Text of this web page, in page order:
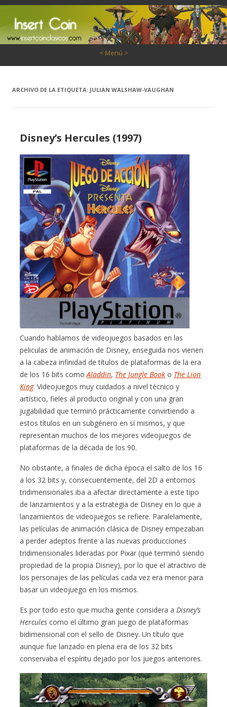
< Menú >
ARCHIVO DE LA ETIQUETA: JULIAN WALSHAW-VAUGHAN
Disney’s Hercules (1997)
Cuando hablamos de videojuegos basados en las
peliculas de animación de Disney, enseguida nos vienen
a la cabeza infinidad de títulos de plataformas de la era
de los 16 bits comoAladdin, The Jungle Book o The Lion
King. Videojuegos muy cuidados a nivel técnico y
artístico, fieles al producto original y con una gran
jugabilidad que terminó prácticamente convirtiendo a
estos títulos en un subgénero en sí mismos, y que
representan muchos de los mejores videojuegos de
plataformas de la década de los 90.
No obstante, a finales de dicha época el salto de los 16
a los 32 bits y, consecuentemente, del 2D a entornos
tridimensionales iba a afectar directamente a este tipo
de lanzamientos y a la estrategia de Disney en lo que a
lanzamientos de videojuegos se refiere. Paralelamente,
las películas de animación clásica de Disney empezaban
a perder adeptos frente a las nuevas producciones
tridimensionales lideradas por Pixar (que terminó siendo
propiedad de la propia Disney), por lo que el atractivo de
los personajes de las películas cada vez era menor para
basar un videojuego en los mismos.
Es por todo esto que mucha gente considera a Disney’s
Hercules como el último gran juego de plataformas
bidimensional con el sello de Disney. Un título que
aunque fue lanzado en plena era de los 32 bits
conservaba el espíritu dejado por los juegos anteriores.